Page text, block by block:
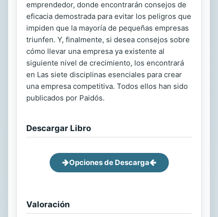
emprendedor, donde encontrarán consejos de
eficacia demostrada para evitar los peligros que
impiden que la mayoría de pequeñas empresas
triunfen. Y, finalmente, si desea consejos sobre
cómo llevar una empresa ya existente al
siguiente nivel de crecimiento, los encontrará
en Las siete disciplinas esenciales para crear
una empresa competitiva. Todos ellos han sido
publicados por Paidós.
Descargar Libro
Opciones de Descarga
Valoración